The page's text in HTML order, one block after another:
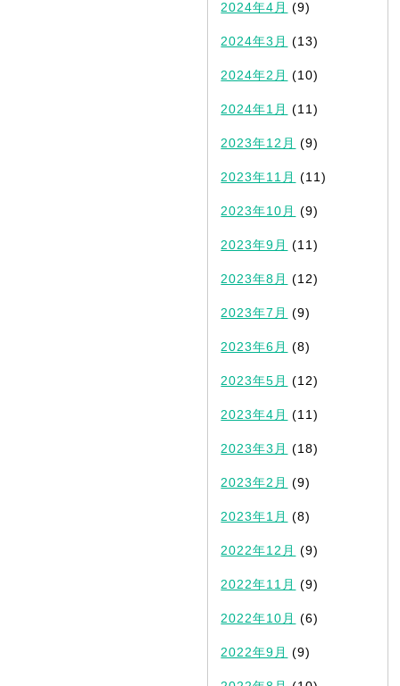
2024年4月 (9)
2024年3月 (13)
2024年2月 (10)
2024年1月 (11)
2023年12月 (9)
2023年11月 (11)
2023年10月 (9)
2023年9月 (11)
2023年8月 (12)
2023年7月 (9)
2023年6月 (8)
2023年5月 (12)
2023年4月 (11)
2023年3月 (18)
2023年2月 (9)
2023年1月 (8)
2022年12月 (9)
2022年11月 (9)
2022年10月 (6)
2022年9月 (9)